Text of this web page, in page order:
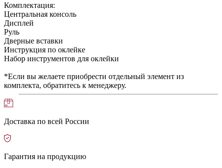
Комплектация:
Центральная консоль
Дисплей
Руль
Дверные вставки
Инструкция по оклейке
Набор инструментов для оклейки
*Если вы желаете приобрести отдельный элемент из
комплекта, обратитесь к менеджеру.
Доставка по всей России
Гарантия на продукцию